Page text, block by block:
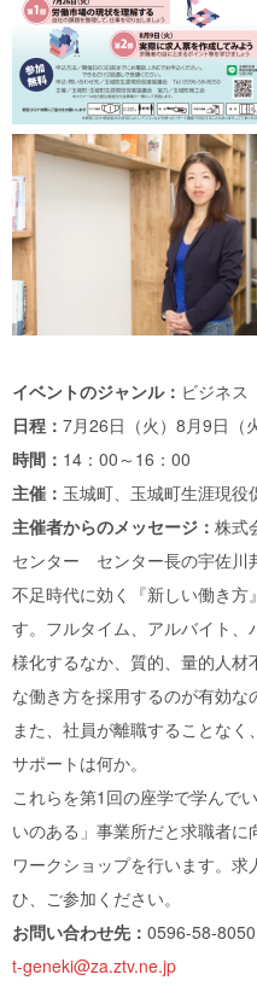
イベントのジャンル： ビジネス
日程： 7月26日（火）8月9日（火
時間： 14：00～16：00
主催： 玉城町、玉城町生涯現役
主催者からのメッセージ： 株式
センター センター長の宇佐川
不足時代に効く『新しい働き方
す。フルタイム、アルバイト
様化するなか、質的、量的人材
な働き方を採用するのが有効な
また、社員が離職することな
サポートは何か。
これらを第1回の座学で学んで
いのある」事業所だと求職者
ワークショップを行います。
ひ、ご参加ください。
お問い合わせ先： 0596-58-
t-geneki@za.ztv.ne.jp